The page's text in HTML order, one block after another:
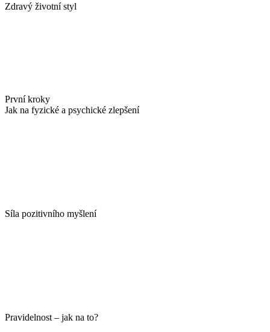
Zdravý životní styl
První kroky
Jak na fyzické a psychické zlepšení
Síla pozitivního myšlení
Pravidelnost – jak na to?